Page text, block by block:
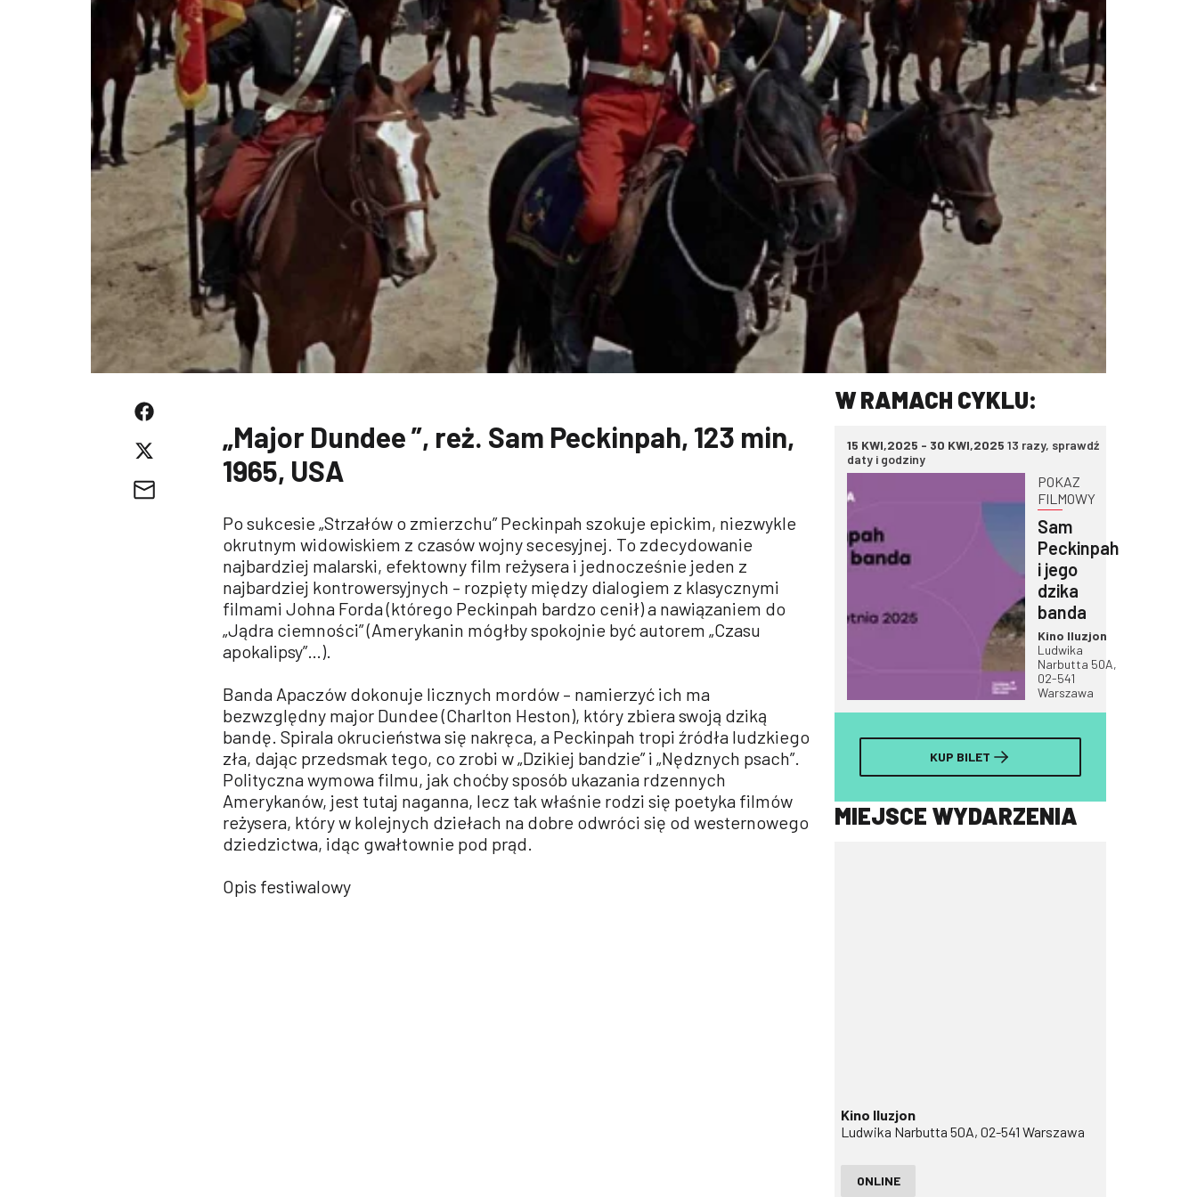
„Major Dundee ”, reż. Sam Peckinpah, 123 min,
1965, USA
Po sukcesie „Strzałów o zmierzchu” Peckinpah szokuje epickim, niezwykle
okrutnym widowiskiem z czasów wojny secesyjnej. To zdecydowanie
najbardziej malarski, efektowny film reżysera i jednocześnie jeden z
najbardziej kontrowersyjnych – rozpięty między dialogiem z klasycznymi
filmami Johna Forda (którego Peckinpah bardzo cenił) a nawiązaniem do
„Jądra ciemności” (Amerykanin mógłby spokojnie być autorem „Czasu
apokalipsy”…).
Banda Apaczów dokonuje licznych mordów – namierzyć ich ma
bezwzględny major Dundee (Charlton Heston), który zbiera swoją dziką
bandę. Spirala okrucieństwa się nakręca, a Peckinpah tropi źródła ludzkiego
zła, dając przedsmak tego, co zrobi w „Dzikiej bandzie” i „Nędznych psach”.
Polityczna wymowa filmu, jak choćby sposób ukazania rdzennych
Amerykanów, jest tutaj naganna, lecz tak właśnie rodzi się poetyka filmów
reżysera, który w kolejnych dziełach na dobre odwróci się od westernowego
dziedzictwa, idąc gwałtownie pod prąd.
Opis festiwalowy
W RAMACH CYKLU:
15 KWI,2025 - 30 KWI,2025 13 razy, sprawdź
daty i godziny
POKAZ
FILMOWY
Sam
Peckinpah
i jego
dzika
banda
Kino Iluzjon
Ludwika
Narbutta 50A,
02-541
Warszawa
KUP BILET
MIEJSCE WYDARZENIA
Kino Iluzjon
Ludwika Narbutta 50A, 02-541 Warszawa
ONLINE